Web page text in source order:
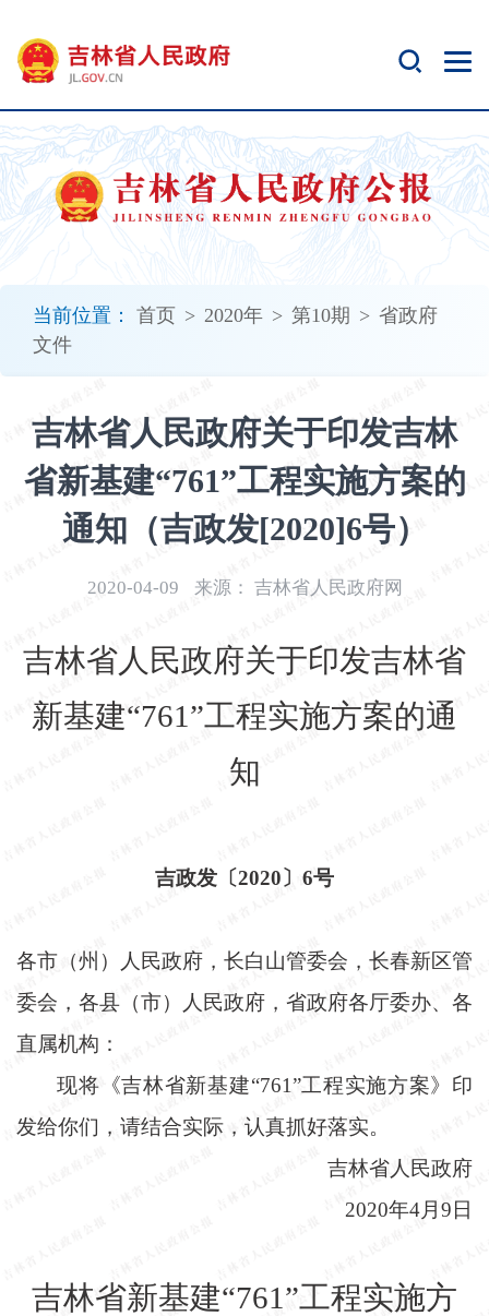
当前位置： 首页 > 2020年 > 第10期 > 省政府
文件
吉林省人民政府关于印发吉林
省新基建“761”工程实施方案的
通知（吉政发[2020]6号）
2020-04-09 来源： 吉林省人民政府网
吉林省人民政府关于印发吉林省
新基建“761”工程实施方案的通
知
吉政发〔2020〕6号
各市（州）人民政府，长白山管委会，长春新区管
委会，各县（市）人民政府，省政府各厅委办、各
直属机构：
现将《吉林省新基建“761”工程实施方案》印
发给你们，请结合实际，认真抓好落实。
吉林省人民政府
2020年4月9日
吉林省新基建“761”工程实施方
开
无
障
碍
说
明
加